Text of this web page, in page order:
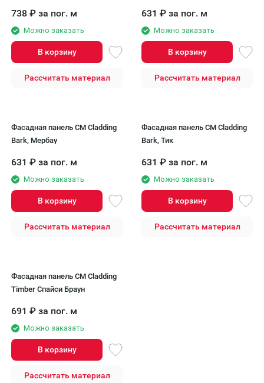
738 ₽ за пог. м
Можно заказать
В корзину
Рассчитать материал
631 ₽ за пог. м
Можно заказать
В корзину
Рассчитать материал
Фасадная панель CM Cladding
Bark, Мербау
631 ₽ за пог. м
Можно заказать
В корзину
Рассчитать материал
Фасадная панель CM Cladding
Bark, Тик
631 ₽ за пог. м
Можно заказать
В корзину
Рассчитать материал
Фасадная панель CM Cladding
Timber Спайси Браун
691 ₽ за пог. м
Можно заказать
В корзину
Рассчитать материал